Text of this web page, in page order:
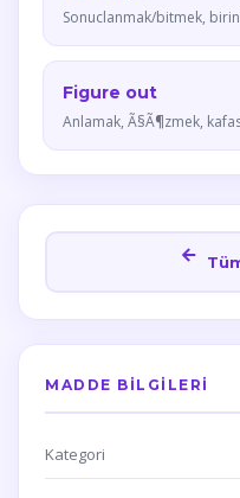
Sonuclanmak/bitmek,
Figure out
Anlamak, Ã§Ã¶zmek,
MADDE BILGILERI
Kategori